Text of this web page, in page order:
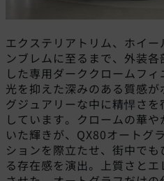
エクステリアトリム、ホイ
ンブレムに至るまで、外装
した専用ダーククロームフィ
光を抑えた深みのある質感
グジュアリーな中に精悍さ
しています。クロームの華
いた輝きが、QX80オートグ
ションを際立たせ、街中で
る存在感を演出。上質さと